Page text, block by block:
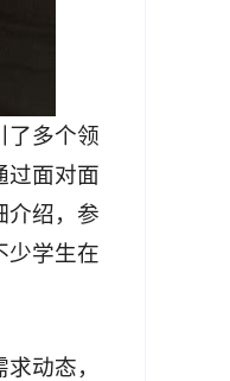
了多个领
过面对面
介绍，参
少学生在
动态，